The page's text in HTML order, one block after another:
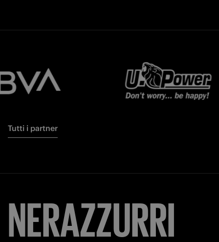
Tutti i partner
NERAZZURRI